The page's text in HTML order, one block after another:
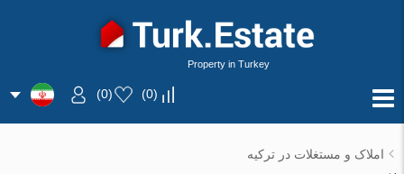
Property in Turkey
(
0
)
(
0
)
املاک و مستغلات در ترکیه